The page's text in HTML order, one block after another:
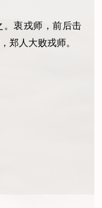
。衷戎师，前后击
郑人大败戎师。